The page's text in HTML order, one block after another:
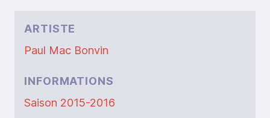
ARTISTE
Paul Mac Bonvin
INFORMATIONS
Saison 2015-2016